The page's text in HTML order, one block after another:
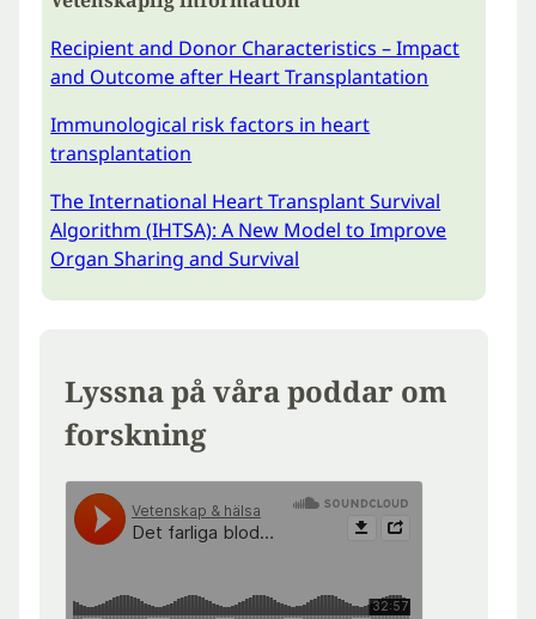
Recipient and Donor Characteristics – Impact
and Outcome after Heart Transplantation
Immunological risk factors in heart
transplantation
The International Heart Transplant Survival
Algorithm (IHTSA): A New Model to Improve
Organ Sharing and Survival
Lyssna på våra poddar om
forskning